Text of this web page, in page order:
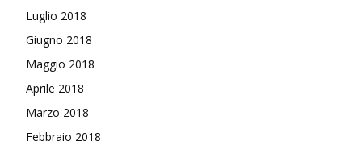
Luglio 2018
Giugno 2018
Maggio 2018
Aprile 2018
Marzo 2018
Febbraio 2018